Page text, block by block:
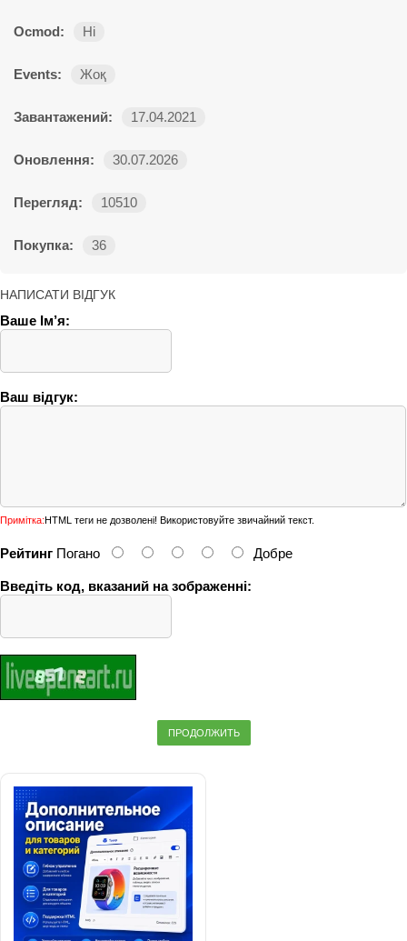
Ocmod: Ні
Events: Жоқ
Завантажений: 17.04.2021
Оновлення: 30.07.2026
Перегляд: 10510
Покупка: 36
НАПИСАТИ ВІДГУК
Ваше Ім’я:
Ваш відгук:
Примітка: HTML теги не дозволені! Використовуйте звичайний текст.
Рейтинг Погано Добре
Введіть код, вказаний на зображенні:
ПРОДОЛЖИТЬ